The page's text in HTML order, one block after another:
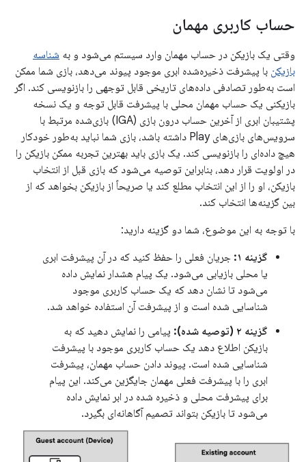
حساب کاربری مهمان
وقتی یک بازیکن در حساب مهمان وارد سیستم می‌شود و به شناسه
بازیکن با پیشرفت ذخیره‌شده ابری موجود پیوند می‌دهد، بازی شما ممکن
است به‌طور تصادفی داده‌های تاریخی قابل توجهی را بازنویسی کند. اگر
بازیکنی یک حساب مهمان محلی با پیشرفت قابل توجه و یک نسخه
پشتیبان ابری از آخرین حساب درون بازی (IGA) بازی‌شده مرتبط با
سرویس‌های بازی‌های Play داشته باشد، بازی شما نباید به‌طور خودکار
هیچ داده‌ای را بازنویسی کند. یک بازی باید بهترین تجربه ممکن بازیکن را
در اولویت قرار دهد، بنابراین توصیه می‌شود که بازی قبل از انتخاب
بازیکن، او را از این انتخاب مطلع کند یا صریحاً از بازیکن بخواهد که از
بین گزینه‌ها انتخاب کند.
با توجه به این موضوع، شما دو گزینه دارید:
گزینه ۱:
جریان فعلی را حفظ کنید که در آن پیشرفت ابری
یا محلی بازیابی می‌شود. یک پیام هشدار نمایش داده
می‌شود تا نشان دهد که یک حساب کاربری موجود
شناسایی شده است و از پیشرفت آن استفاده خواهد شد.
گزینه ۲ (توصیه شده):
پیامی را نمایش دهید که به
بازیکن اطلاع دهد یک حساب کاربری موجود با پیشرفت
شناسایی شده است. پیوند دادن حساب مهمان، پیشرفت
ابری را با پیشرفت فعلی مهمان جایگزین می‌کند. این پیام
برای پیشرفت محلی و ذخیره شده در ابر نمایش داده
می‌شود تا بازیکن بتواند تصمیم آگاهانه‌ای بگیرد.